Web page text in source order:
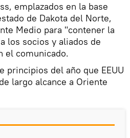
emplazados en la base
de Dakota del Norte,
Medio para "contener la
los socios y aliados de
el comunicado.
principios del año que EEUU
largo alcance a Oriente